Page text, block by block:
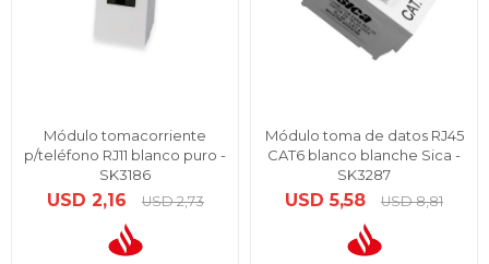
Módulo tomacorriente
p/teléfono RJ11 blanco puro -
SK3186
USD 2,16 USD 2,73
Módulo toma de datos RJ45
CAT6 blanco blanche Sica -
SK3287
USD 5,58 USD 8,81